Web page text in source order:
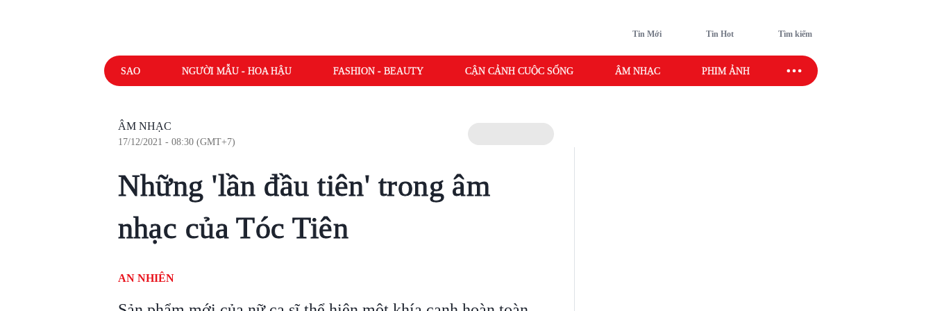
Tin Mới Tin Hot Tìm kiếm
SAO NGƯỜI MẪU - HOA HẬU FASHION - BEAUTY CẬN CẢNH CUỘC SỐNG ÂM NHẠC PHIM ẢNH SAO SPORT
ÂM NHẠC
17/12/2021 - 08:30 (GMT+7)
Những 'lần đầu tiên' trong âm
nhạc của Tóc Tiên
AN NHIÊN